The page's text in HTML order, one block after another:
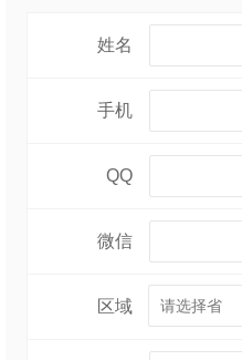
姓名
手机
QQ
微信
区域